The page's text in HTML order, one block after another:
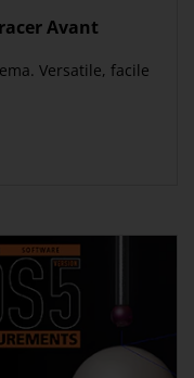
Avant
Versatile, facile